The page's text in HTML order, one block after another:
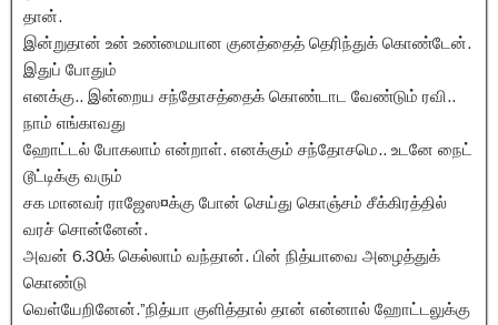
தான்.
இன்றுதான் உன் உண்மையான குனத்தைத் தெரிந்துக் கொண்டேன்.
இதுப் போதும்
எனக்கு.. இன்றைய சந்தோசத்தைக் கொண்டாட வேண்டும் ரவி..
நாம் எங்காவது
ஹோட்டல் போகலாம் என்றாள். எனக்கும் சந்தோசமெ.. உடனே நைட்
டூட்டிக்கு வரும்
சக மானவர் ராஜேஸ¤க்கு போன் செய்து கொஞ்சம் சீக்கிரத்தில்
வரச் சொன்னேன்.
அவன் 6.30க் கெல்லாம் வந்தான். பின் நித்யாவை அழைத்துக்
கொண்டு
வெள்யேறினேன்.”நித்யா குளித்தால் தான் என்னால் ஹோட்டலுக்கு